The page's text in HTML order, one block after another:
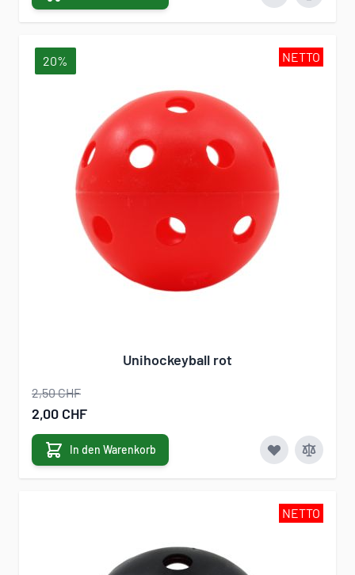
NETTO
20%
Unihockeyball rot
2,50 CHF
Sonderangebot
2,00 CHF
In den Warenkorb
NETTO